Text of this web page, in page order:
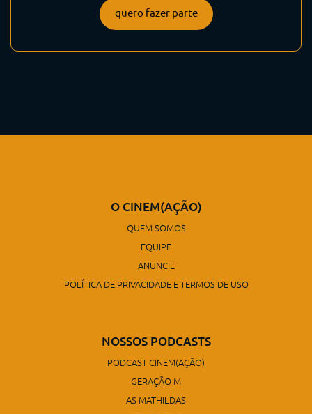
quero fazer parte
O CINEM(AÇÃO)
QUEM SOMOS
EQUIPE
ANUNCIE
POLÍTICA DE PRIVACIDADE E TERMOS DE USO
NOSSOS PODCASTS
PODCAST CINEM(AÇÃO)
GERAÇÃO M
AS MATHILDAS